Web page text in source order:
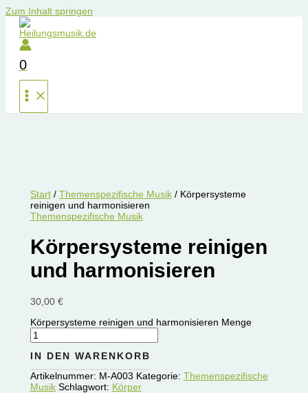
Zum Inhalt springen
0
Start/ Themenspezifische Musik/ Körpersysteme
reinigen und harmonisieren
Themenspezifische Musik
Körpersysteme reinigen
und harmonisieren
30,00 €
Körpersysteme reinigen und harmonisieren Menge
IN DEN WARENKORB
Artikelnummer: M-A003 Kategorie: Themenspezifische
Musik Schlagwort: Körper